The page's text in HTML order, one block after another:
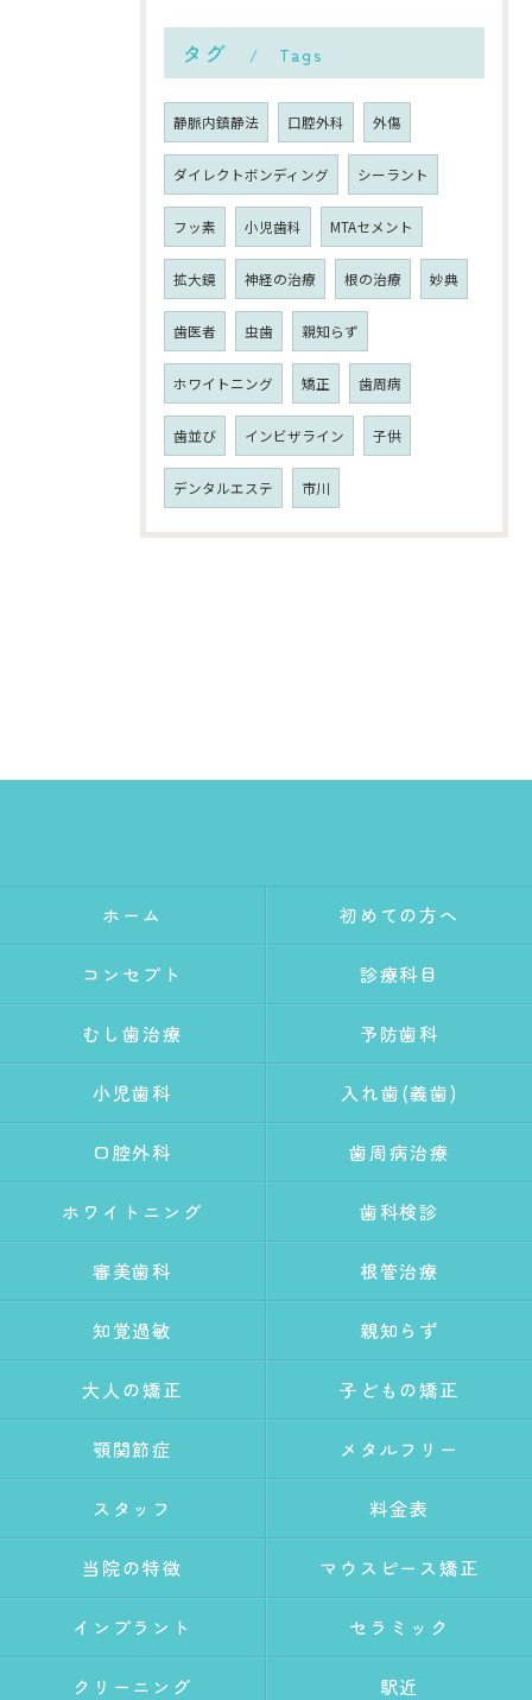
タグ Tags
静脈内鎮静法 口腔外科 外傷
ダイレクトボンディング シーラント
フッ素 小児歯科 MTAセメント
拡大鏡 神経の治療 根の治療 妙典
歯医者 虫歯 親知らず
ホワイトニング 矯正 歯周病
歯並び インビザライン 子供
デンタルエステ 市川
ホーム 初めての方へ
コンセプト 診療科目
むし歯治療 予防歯科
小児歯科 入れ歯(義歯)
口腔外科 歯周病治療
ホワイトニング 歯科検診
審美歯科 根管治療
知覚過敏 親知らず
大人の矯正 子どもの矯正
顎関節症 メタルフリー
スタッフ 料金表
当院の特徴 マウスピース矯正
インプラント セラミック
クリーニング 駅近